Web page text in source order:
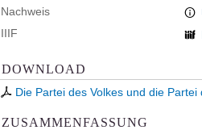
Nachweis
IIIF
DOWNLOAD
Die Partei des Volkes und die
ZUSAMMENFASSUNG